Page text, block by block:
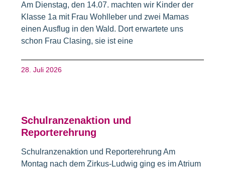
Am Dienstag, den 14.07. machten wir Kinder der
Klasse 1a mit Frau Wohlleber und zwei Mamas
einen Ausflug in den Wald. Dort erwartete uns
schon Frau Clasing, sie ist eine
28. Juli 2026
Schulranzenaktion und
Reporterehrung
Schulranzenaktion und Reporterehrung Am
Montag nach dem Zirkus-Ludwig ging es im Atrium